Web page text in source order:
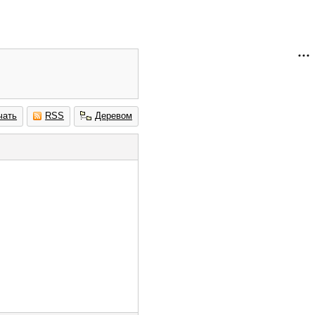
RSS Деревом